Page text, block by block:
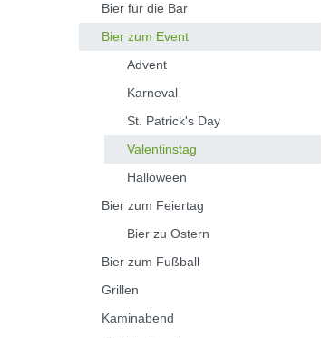
Bier für die Bar
Bier zum Event
Advent
Karneval
St. Patrick's Day
Valentinstag
Halloween
Bier zum Feiertag
Bier zu Ostern
Bier zum Fußball
Grillen
Kaminabend